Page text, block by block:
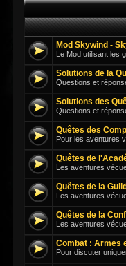
Mod Skywind -
Le Mod utilisant les
Solutions de la
Questions et
Solutions des
Questions et
Quêtes des
Pour les aventures
Quêtes de
Les aventures
Quêtes de la
Les aventures
Quêtes de la
Les aventures
Combat : Armes
Pour discuter